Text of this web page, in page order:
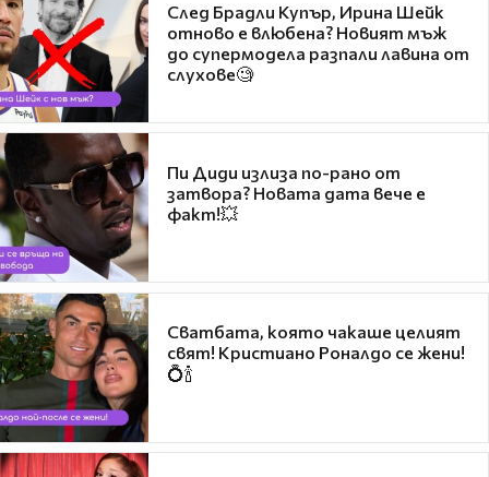
След Брадли Купър, Ирина Шейк
отново е влюбена? Новият мъж
до супермодела разпали лавина от
слухове🧐
Пи Диди излиза по-рано от
затвора? Новата дата вече е
факт!💥
Сватбата, която чакаше целият
свят! Кристиано Роналдо се жени!
💍🍾